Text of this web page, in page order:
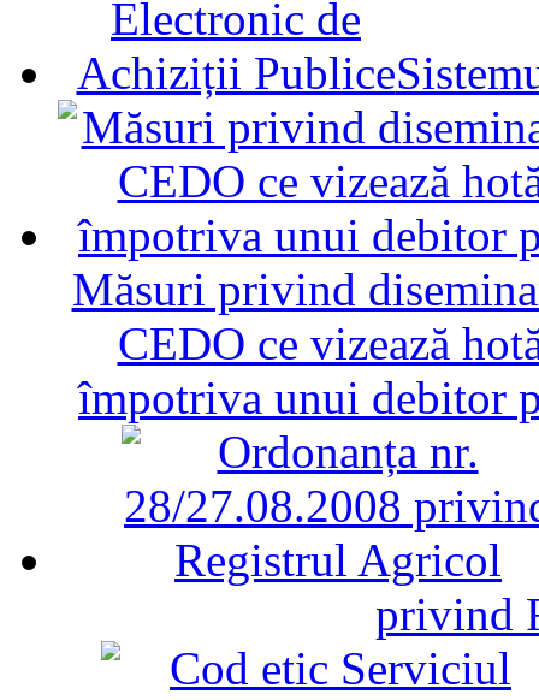
Măsuri privind
CEDO ce vizează
împotriva unui debitor
privind